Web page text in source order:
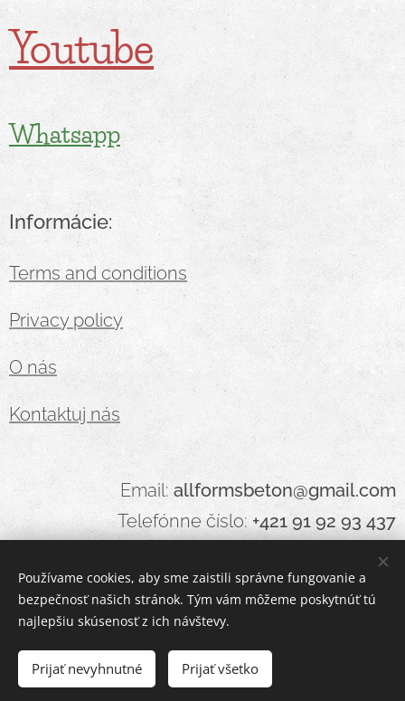
DO KOŠÍKA
Youtube
Whatsapp
Informácie:
Terms and conditions
Privacy policy
O nás
Kontaktuj nás
Email: allformsbeton@gmail.com
Telefónne číslo: +421 91 92 93 437
Cookies
Používame cookies, aby sme zaistili správne fungovanie a
bezpečnosť našich stránok. Tým vám môžeme poskytnúť tú
najlepšiu skúsenosť z ich návštevy.
Prijať nevyhnutné Prijať všetko